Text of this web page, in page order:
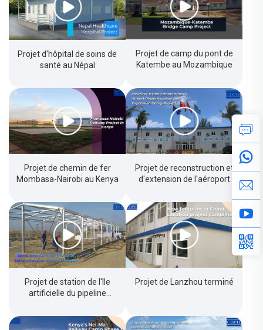
Projet d'hôpital de soins de
santé au Népal
Projet de camp du pont de
Katembe au Mozambique
Projet de chemin de fer
Mombasa-Nairobi au Kenya
Projet de reconstruction et
d'extension de l'aéroport
Maldives
Projet de station de l'île
artificielle du pipeline
Projet de Lanzhou terminé